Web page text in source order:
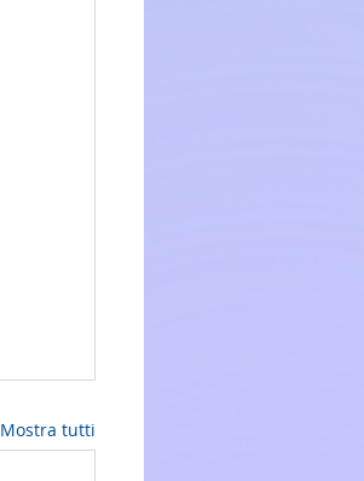
Mostra tutti